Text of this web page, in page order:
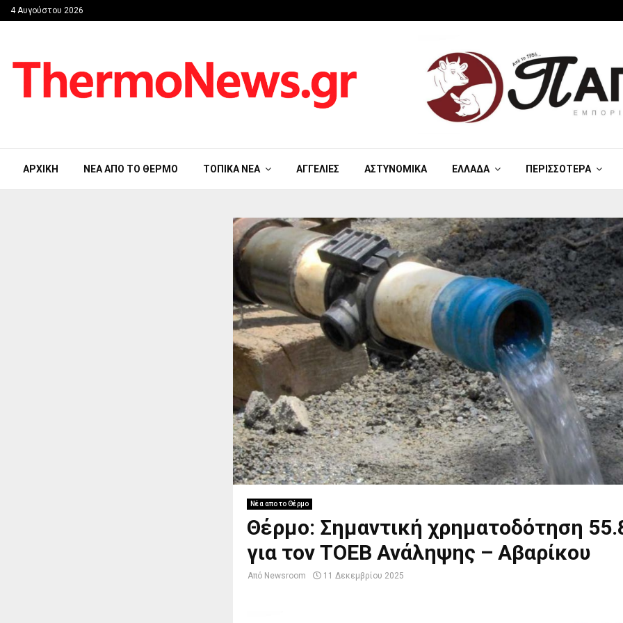
4 Αυγούστου 2026
ΑΡΧΙΚΉ ΝΈΑ ΑΠΟ ΤΟ ΘΈΡΜΟ ΤΟΠΙΚΆ ΝΈΑ ΑΓΓΕΛΊΕΣ ΑΣΤΥΝΟΜΙΚΆ ΕΛΛΆΔΑ ΠΕΡΙΣΣΌΤΕΡΑ
Νέα απο το Θέρμο
Θέρμο: Σημαντική χρηματοδότηση
για τον ΤΟΕΒ Ανάληψης – Αβαρίκου
Από Newsroom 11 Δεκεμβρίου 2025